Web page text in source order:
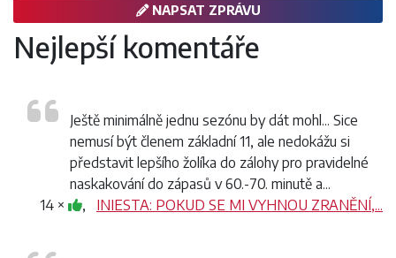
NAPSAT ZPRÁVU
Nejlepší komentáře
Ještě minimálně jednu sezónu by dát mohl... Sice
nemusí být členem základní 11, ale nedokážu si
představit lepšího žolíka do zálohy pro pravidelné
naskakování do zápasů v 60.-70. minutě a...
14 ×
, INIESTA: POKUD SE MI VYHNOU ZRANĚNÍ,...